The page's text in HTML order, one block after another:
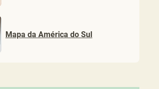
Mapa da América do Sul